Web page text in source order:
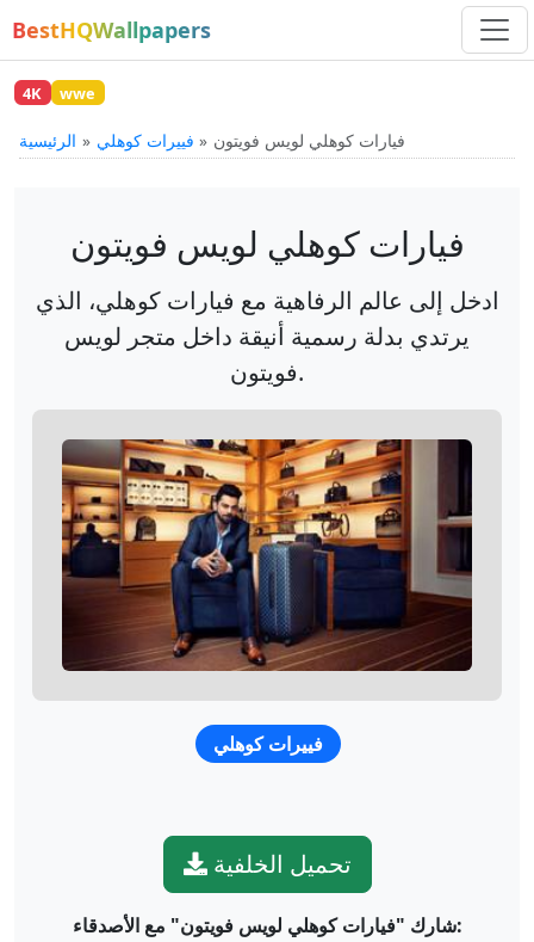
BestHQWallpapers
4K wwe
الرئيسية فييرات كوهلي فيارات كوهلي لويس فويتون
فيارات كوهلي لويس فويتون
ادخل إلى عالم الرفاهية مع فيارات كوهلي، الذي
يرتدي بدلة رسمية أنيقة داخل متجر لويس
فويتون.
فييرات كوهلي
تحميل الخلفية
شارك "فيارات كوهلي لويس فويتون" مع الأصدقاء: